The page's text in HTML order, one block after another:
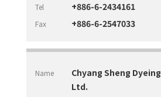
Tel +886-6-2434161
Fax +886-6-2547033
Name
Chyang Sheng
Ltd.